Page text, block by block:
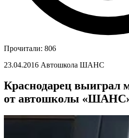
Прочитали: 806
23.04.2016 Автошкола ШАНС
Краснодарец выиграл
от автошколы